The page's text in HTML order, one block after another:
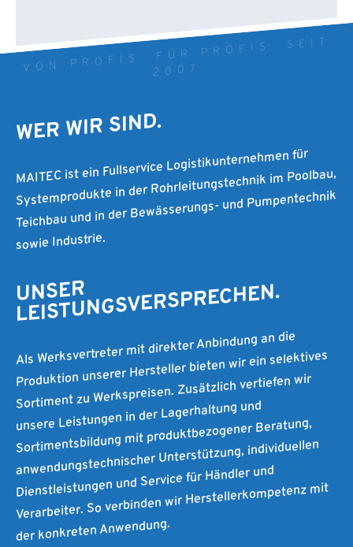
VON PROFIS. FÜR PROFIS. SEIT
2007
WER WIR SIND.
MAITEC ist ein Fullservice Logistikunternehmen für
Systemprodukte in der Rohrleitungstechnik im Poolbau,
Teichbau und in der Bewässerungs- und Pumpentechnik
sowie Industrie.
UNSER
LEISTUNGSVERSPRECHEN.
Als Werksvertreter mit direkter Anbindung an die
Produktion unserer Hersteller bieten wir ein selektives
Sortiment zu Werkspreisen. Zusätzlich vertiefen wir
unsere Leistungen in der Lagerhaltung und
Sortimentsbildung mit produktbezogener Beratung,
anwendungstechnischer Unterstützung, individuellen
Dienstleistungen und Service für Händler und
Verarbeiter. So verbinden wir Herstellerkompetenz mit
der konkreten Anwendung.